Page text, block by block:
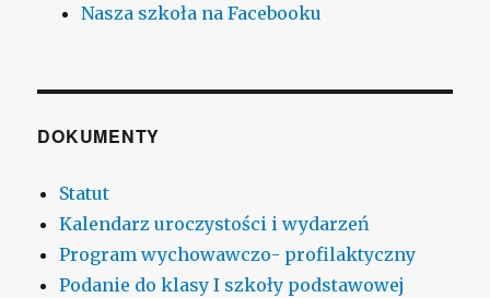
Nasza szkoła na Facebooku
DOKUMENTY
Statut
Kalendarz uroczystości i wydarzeń
Program wychowawczo- profilaktyczny
Podanie do klasy I szkoły podstawowej